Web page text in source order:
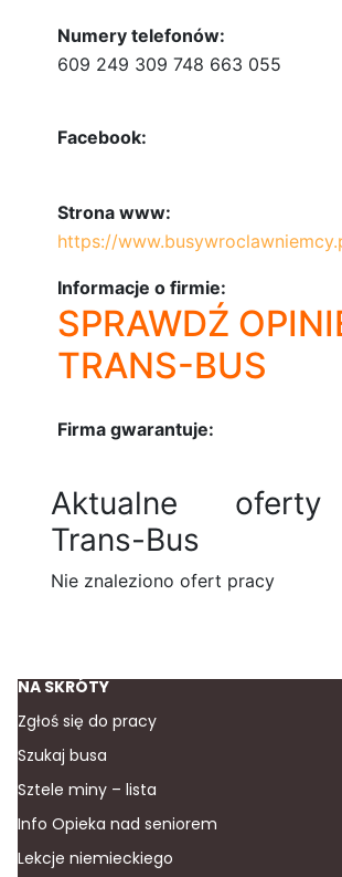
Numery telefonów:
609 249 309 748 663 055
Facebook:
Strona www:
https://
Informacje o firmie:
SPRAWDŹ
TRANS-BUS
Firma gwarantuje:
Aktualne
Trans-Bus
Nie znaleziono ofert pracy
NA SKRÓTY
Zgłoś się do pracy
Szukaj busa
Sztele miny – lista
Info Opieka nad seniorem
Lekcje niemieckiego